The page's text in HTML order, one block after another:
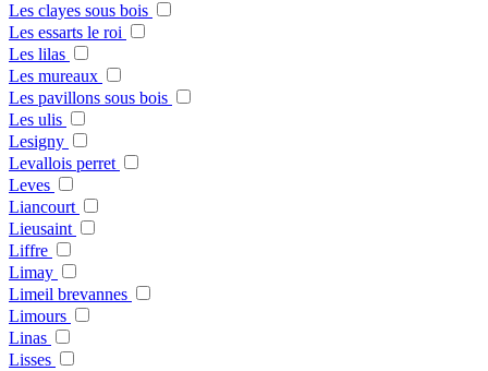
Les clayes sous bois
Les essarts le roi
Les lilas
Les mureaux
Les pavillons sous bois
Les ulis
Lesigny
Levallois perret
Leves
Liancourt
Lieusaint
Liffre
Limay
Limeil brevannes
Limours
Linas
Lisses